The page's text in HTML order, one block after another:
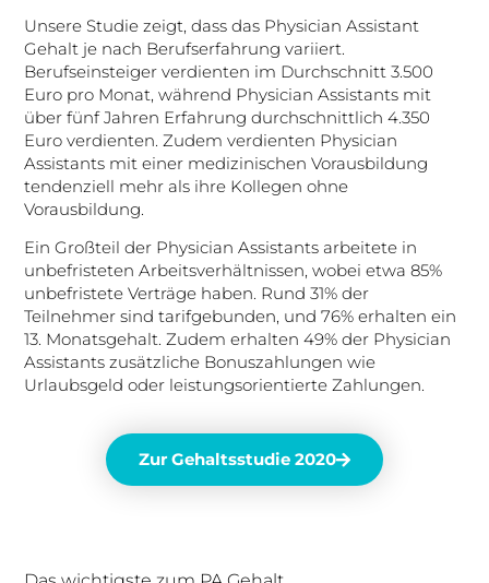
Unsere Studie zeigt, dass das Physician Assistant
Gehalt je nach Berufserfahrung variiert.
Berufseinsteiger verdienten im Durchschnitt 3.500
Euro pro Monat, während Physician Assistants mit
über fünf Jahren Erfahrung durchschnittlich 4.350
Euro verdienten. Zudem verdienten Physician
Assistants mit einer medizinischen Vorausbildung
tendenziell mehr als ihre Kollegen ohne
Vorausbildung.
Ein Großteil der Physician Assistants arbeitete in
unbefristeten Arbeitsverhältnissen, wobei etwa 85%
unbefristete Verträge haben. Rund 31% der
Teilnehmer sind tarifgebunden, und 76% erhalten ein
13. Monatsgehalt. Zudem erhalten 49% der Physician
Assistants zusätzliche Bonuszahlungen wie
Urlaubsgeld oder leistungsorientierte Zahlungen.
Zur Gehaltsstudie 2020